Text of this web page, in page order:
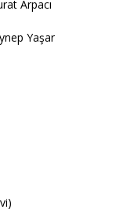
Arpacı
Yaşar